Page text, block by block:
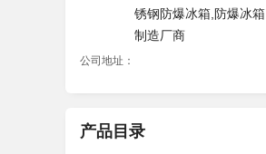
锈钢防爆冰箱,防爆冰箱
制造厂商
公司地址：
产品目录